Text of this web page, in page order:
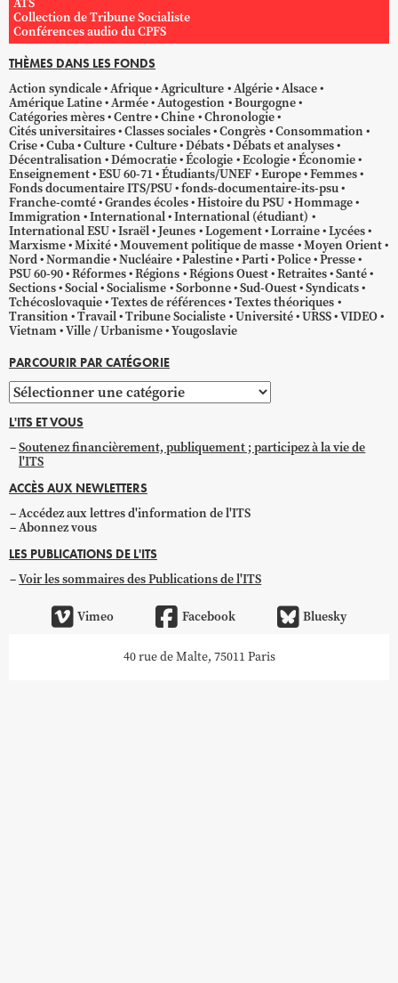
Collection de Tribune Socialiste
Conférences audio du CPFS
THÈMES DANS LES FONDS
Action syndicale Afrique Agriculture Algérie Alsace
Amérique Latine Armée Autogestion
Bourgogne
Catégories mères Centre Chine Chronologie
Cités universitaires Classes sociales Congrès Consommation
Crise Cuba Culture Culture Débats Débats et analyses
Décentralisation Démocratie Écologie Ecologie Économie
Enseignement ESU 60-71 Étudiants/UNEF Europe Femmes
Fonds documentaire ITS/PSU fonds-documentaire-its-psu
Franche-comté Grandes écoles Histoire du PSU Hommage
Immigration International International (étudiant)
International ESU Israël Jeunes Logement Lorraine Lycées
Marxisme Mixité Mouvement politique de masse Moyen Orient
Nord Normandie Nucléaire Palestine Parti Police Presse
PSU 60-90 Réformes Régions Régions Ouest Retraites Santé
Sections Social Socialisme Sorbonne Sud-Ouest Syndicats
Tchécoslovaquie Textes de références Textes théoriques
Transition Travail Tribune Socialiste Université URSS VIDEO
Vietnam Ville / Urbanisme Yougoslavie
PARCOURIR PAR CATÉGORIE
Parcourir
par
catégorie
L'ITS ET VOUS
Soutenez financièrement, publiquement ; participez à la vie de
l'ITS
ACCÈS AUX NEWLETTERS
Accédez aux lettres d'information de l'ITS
Abonnez vous
LES PUBLICATIONS DE L'ITS
Voir les sommaires des Publications de l'ITS
Vimeo Facebook Bluesky
40 rue de Malte, 75011 Paris